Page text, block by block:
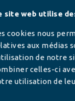
site web utilise
cookies nous
aux médias
de notre
celles-ci
utilisation de